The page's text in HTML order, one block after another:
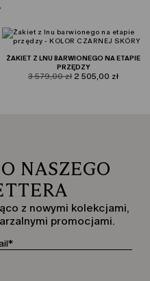
ŻAKIET Z LNU BARWIONEGO NA ETAPIE
PRZĘDZY
product.price.original
3 579,00 zł product.price.sale
2 505,00 zł
NASZEGO
z nowymi kolekcjami,
promocjami.